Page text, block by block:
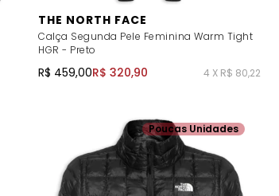
THE NORTH FACE
Calça Segunda Pele Feminina Warm Tight
HGR - Preto
R$ 459,00R$ 320,90 4 X R$ 80,22
Poucas Unidades